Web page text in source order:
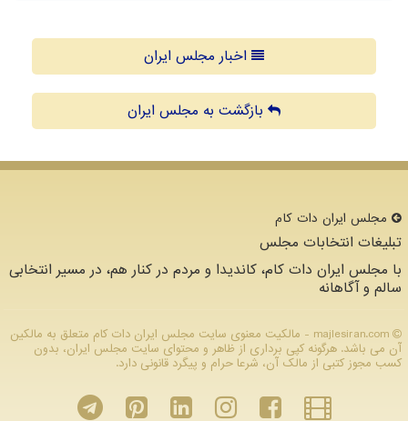
اخبار مجلس ایران
بازگشت به مجلس ایران
مجلس ایران دات كام
تبلیغات انتخابات مجلس
با مجلس ایران دات کام، کاندیدا و مردم در کنار هم، در مسیر انتخابی
سالم و آگاهانه
majlesiran.com - مالکیت معنوی سایت مجلس ایران دات كام متعلق به مالکین
آن می باشد. هرگونه کپی برداری از ظاهر و محتوای سایت مجلس ایران، بدون
کسب مجوز کتبی از مالک آن، شرعا حرام و پیگرد قانونی دارد.